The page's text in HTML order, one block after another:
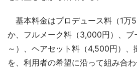
基本料金はプロデュース料（1万
か、フルメーク料（3,000円）、ブ
～）、ヘアセット料（4,500円）
を、利用者の希望に沿って組み合わ